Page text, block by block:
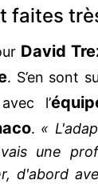
faites
David
. S’en sont
l’
. «
une
d'abord